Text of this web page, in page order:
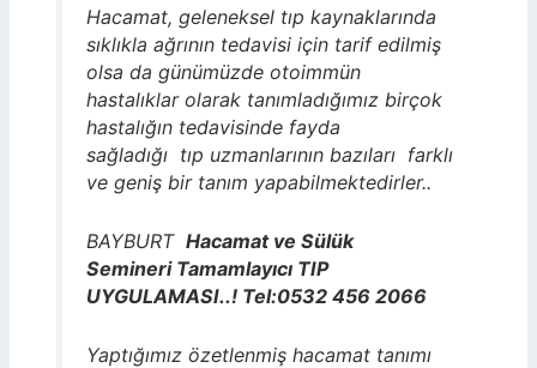
Hacamat, geleneksel tıp kaynaklarında
sıklıkla ağrının tedavisi için tarif edilmiş
olsa da günümüzde otoimmün
hastalıklar olarak tanımladığımız birçok
hastalığın tedavisinde fayda
sağladığı tıp uzmanlarının bazıları farklı
ve geniş bir tanım yapabilmektedirler..
BAYBURT Hacamat ve Sülük
Semineri Tamamlayıcı TIP
UYGULAMASI..! Tel:0532 456 2066
Yaptığımız özetlenmiş hacamat tanımı